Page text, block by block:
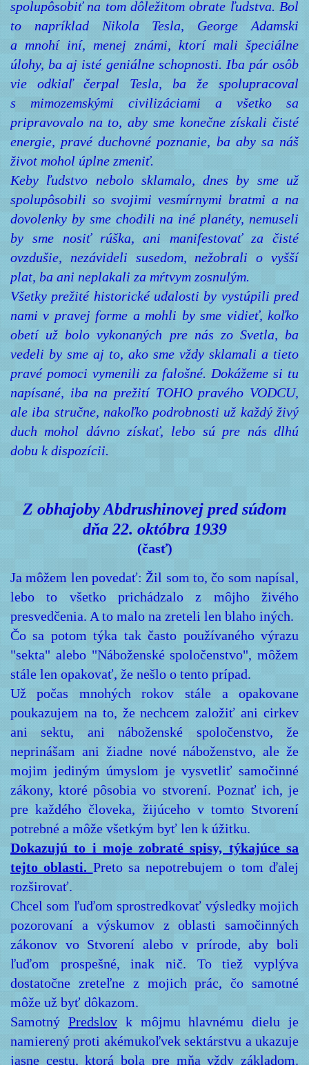
spolupôsobiť na tom dôležitom obrate ľudstva. Bol
to napríklad Nikola Tesla, George Adamski
a mnohí iní, menej známi, ktorí mali špeciálne
úlohy, ba aj isté geniálne schopnosti. Iba pár osôb
vie odkiaľ čerpal Tesla, ba že spolupracoval
s mimozemskými civilizáciami a všetko sa
pripravovalo na to, aby sme konečne získali čisté
energie, pravé duchovné poznanie, ba aby sa náš
život mohol úplne zmeniť.
Keby ľudstvo nebolo sklamalo, dnes by sme už
spolupôsobili so svojimi vesmírnymi bratmi a na
dovolenky by sme chodili na iné planéty, nemuseli
by sme nosiť rúška, ani manifestovať za čisté
ovzdušie, nezávideli susedom, nežobrali o vyšší
plat, ba ani neplakali za mŕtvym zosnulým.
Všetky prežité historické udalosti by vystúpili pred
nami v pravej forme a mohli by sme vidieť, koľko
obetí už bolo vykonaných pre nás zo Svetla, ba
vedeli by sme aj to, ako sme vždy sklamali a tieto
pravé pomoci vymenili za falošné. Dokážeme si tu
napísané, iba na prežití TOHO pravého VODCU,
ale iba stručne, nakoľko podrobnosti už každý živý
duch mohol dávno získať, lebo sú pre nás dlhú
dobu k dispozícii.
Z obhajoby Abdrushinovej pred súdom
dňa 22. októbra 1939
(časť)
Ja môžem len povedať: Žil som to, čo som napísal,
lebo to všetko prichádzalo z môjho živého
presvedčenia. A to malo na zreteli len blaho iných.
Čo sa potom týka tak často používaného výrazu
"sekta" alebo "Náboženské spoločenstvo", môžem
stále len opakovať, že nešlo o tento prípad.
Už počas mnohých rokov stále a opakovane
poukazujem na to, že nechcem založiť ani cirkev
ani sektu, ani náboženské spoločenstvo, že
neprinášam ani žiadne nové náboženstvo, ale že
mojim jediným úmyslom je vysvetliť samočinné
zákony, ktoré pôsobia vo stvorení. Poznať ich, je
pre každého človeka, žijúceho v tomto Stvorení
potrebné a môže všetkým byť len k úžitku.
Dokazujú to i moje zobraté spisy, týkajúce sa
tejto oblasti. Preto sa nepotrebujem o tom ďalej
rozširovať.
Chcel som ľuďom sprostredkovať výsledky mojich
pozorovaní a výskumov z oblasti samočinných
zákonov vo Stvorení alebo v prírode, aby boli
ľuďom prospešné, inak nič. To tiež vyplýva
dostatočne zreteľne z mojich prác, čo samotné
môže už byť dôkazom.
Samotný Predslovk môjmu hlavnému dielu je
namierený proti akémukoľvek sektárstvu a ukazuje
jasne cestu, ktorá bola pre mňa vždy základom.